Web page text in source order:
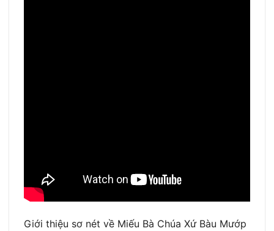
Giới thiệu sơ nét về Miếu Bà Chúa Xứ Bàu Mướp